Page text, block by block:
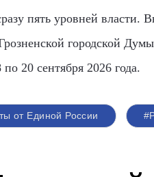
пять уровней власти.
городской
20 сентября 2026 года.
от Единой России